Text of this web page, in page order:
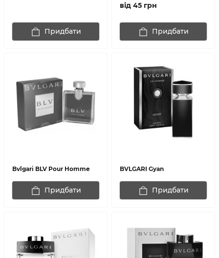
Придбати
від 45 грн
Придбати
Bvlgari BLV Pour Homme
Придбати
BVLGARI Gyan
Придбати